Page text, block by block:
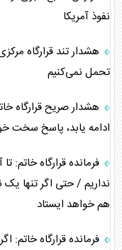
نفوذ آمریکا
هشدار تند قرارگاه
تحمل نمی‌کنیم
هشدار صریح قرارگاه
ادامه یابد، پاسخ سخت
فرمانده قرارگاه خاتم:
نداریم / حتی اگر تنها یک
هم خواهد ایستاد
فرمانده قرارگاه